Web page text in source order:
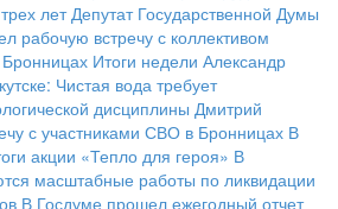
лет Депутат Государственной Думы
рабочую встречу с коллективом
Итоги недели Александр
Чистая вода требует
дисциплины Дмитрий
с участниками СВО в Бронницах В
акции «Тепло для героя» В
масштабные работы по ликвидации
В Госдуме прошел ежегодный отчет